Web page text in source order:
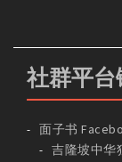
社群平台
面子书
吉隆坡中华